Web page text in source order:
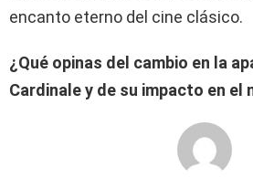
encanto eterno del cine clásico.
¿Qué opinas del cambio en la
Cardinale y de su impacto en el